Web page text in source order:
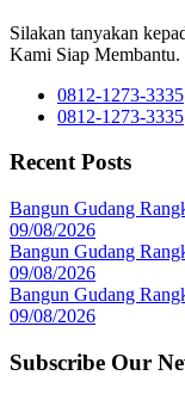
Silakan tanyakan
Kami Siap Membantu.
0812-1273-3335
0812-1273-3335
Recent Posts
Bangun Gudang
09/08/2026
Bangun Gudang
09/08/2026
Bangun Gudang
09/08/2026
Subscribe Our